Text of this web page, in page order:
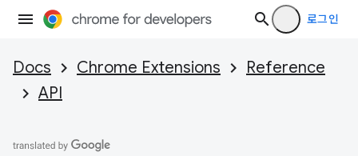
로그인
Docs Chrome Extensions
Reference
API